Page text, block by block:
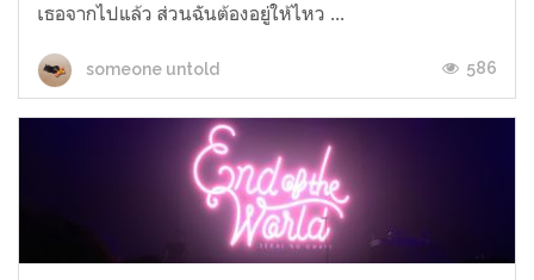
เธอจากไปแล้ว ส่วนฉันต้องอยู่ให้ไหว ...
someone untold 586